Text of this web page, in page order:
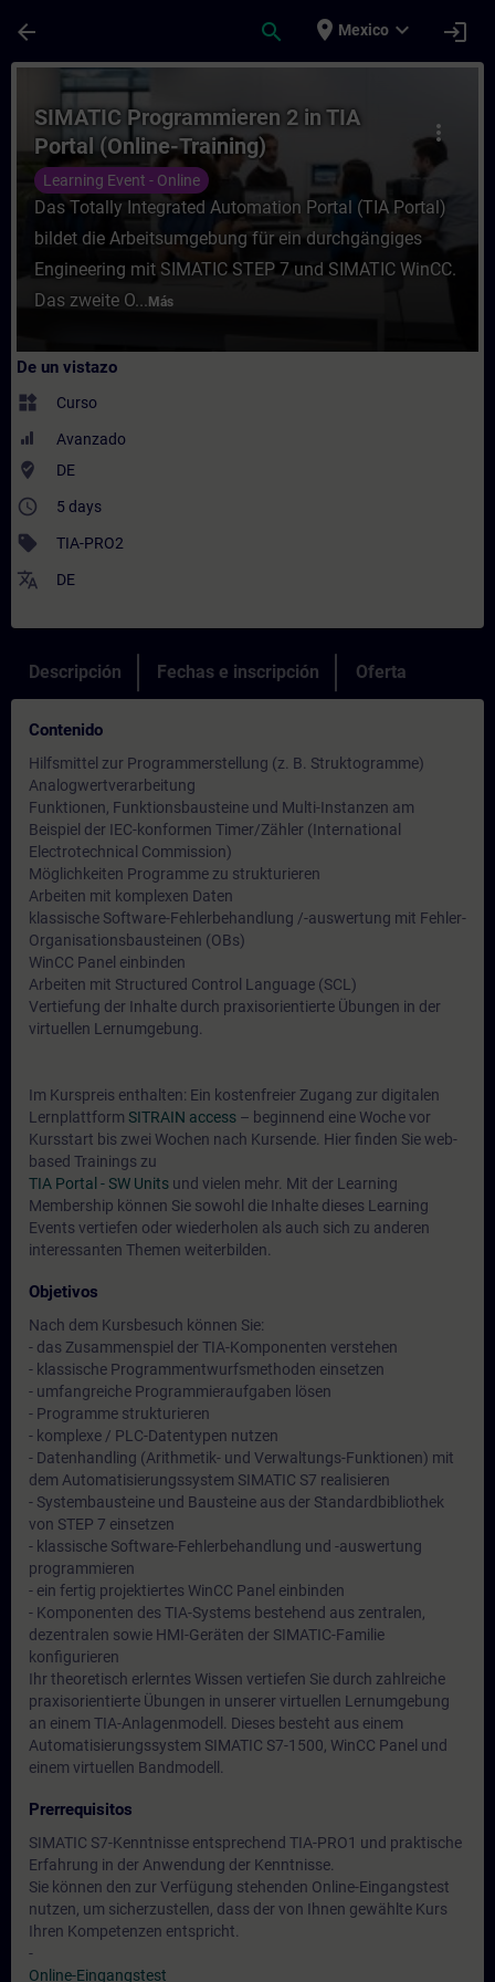
arrow_back search place Mexico expand_more login
Curso - SIMATIC Programmieren 2 in
more_vert
SIMATIC Programmieren 2 in TIA
Portal (Online-Training)
Learning Event - Online
Das Totally Integrated Automation Portal (TIA Portal)
bildet die Arbeitsumgebung für ein durchgängiges
Engineering mit SIMATIC STEP 7 und SIMATIC WinCC.
Das zweite O... Más
De un vistazo
widgets Curso
Avanzado
where_to_vote DE
access_time 5 days
sell TIA-PRO2
translate DE
Descripción Fechas e inscripción Oferta
Contenido
Hilfsmittel zur Programmerstellung (z. B. Struktogramme)
Analogwertverarbeitung
Funktionen, Funktionsbausteine und Multi-Instanzen am
Beispiel der IEC-konformen Timer/Zähler (International
Electrotechnical Commission)
Möglichkeiten Programme zu strukturieren
Arbeiten mit komplexen Daten
klassische Software-Fehlerbehandlung /-auswertung mit Fehler-
Organisationsbausteinen (OBs)
WinCC Panel einbinden
Arbeiten mit Structured Control Language (SCL)
Vertiefung der Inhalte durch praxisorientierte Übungen in der
virtuellen Lernumgebung.
Im Kurspreis enthalten: Ein kostenfreier Zugang zur digitalen
Lernplattform SITRAIN access – beginnend eine Woche vor
Kursstart bis zwei Wochen nach Kursende. Hier finden Sie web-
based Trainings zu
TIA Portal - SW Units und vielen mehr. Mit der Learning
Membership können Sie sowohl die Inhalte dieses Learning
Events vertiefen oder wiederholen als auch sich zu anderen
interessanten Themen weiterbilden.
Objetivos
Nach dem Kursbesuch können Sie:
- das Zusammenspiel der TIA-Komponenten verstehen
- klassische Programmentwurfsmethoden einsetzen
- umfangreiche Programmieraufgaben lösen
- Programme strukturieren
- komplexe / PLC-Datentypen nutzen
- Datenhandling (Arithmetik- und Verwaltungs-Funktionen) mit
dem Automatisierungssystem SIMATIC S7 realisieren
- Systembausteine und Bausteine aus der Standardbibliothek
von STEP 7 einsetzen
- klassische Software-Fehlerbehandlung und -auswertung
programmieren
- ein fertig projektiertes WinCC Panel einbinden
- Komponenten des TIA-Systems bestehend aus zentralen,
dezentralen sowie HMI-Geräten der SIMATIC-Familie
konfigurieren
Ihr theoretisch erlerntes Wissen vertiefen Sie durch zahlreiche
praxisorientierte Übungen in unserer virtuellen Lernumgebung
an einem TIA-Anlagenmodell. Dieses besteht aus einem
Automatisierungssystem SIMATIC S7-1500, WinCC Panel und
einem virtuellen Bandmodell.
Prerrequisitos
SIMATIC S7-Kenntnisse entsprechend TIA-PRO1 und praktische
Erfahrung in der Anwendung der Kenntnisse.
Sie können den zur Verfügung stehenden Online-Eingangstest
nutzen, um sicherzustellen, dass der von Ihnen gewählte Kurs
Ihren Kompetenzen entspricht.
-
Online-Eingangstest